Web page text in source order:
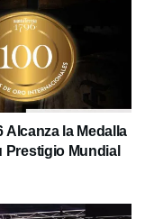
Alcanza la Medalla
Prestigio Mundial